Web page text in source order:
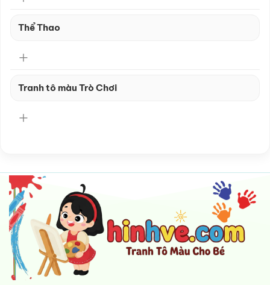
Thể Thao
Tranh tô màu Trò Chơi